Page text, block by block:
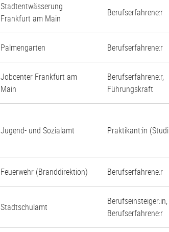
Stadtentwässerung
Frankfurt am Main
Berufserfahrene:r
Palmengarten Berufserfahrene:r
Jobcenter Frankfurt am
Main
Berufserfahrene:r,
Führungskraft
Jugend- und Sozialamt Praktikant:in
Feuerwehr (Branddirektion) Berufserfahrene:r
Stadtschulamt
Berufseinsteiger:in,
Berufserfahrene:r